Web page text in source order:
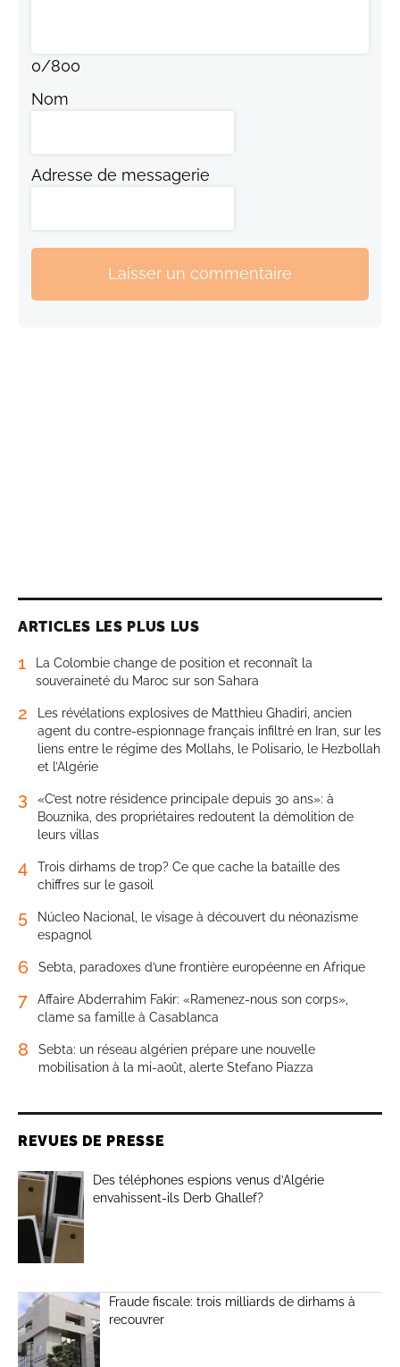
0/800
Nom
Adresse de messagerie
Laisser un commentaire
ARTICLES LES PLUS LUS
1
La Colombie change de position et reconnaît la
souveraineté du Maroc sur son Sahara
2
Les révélations explosives de Matthieu Ghadiri, ancien
agent du contre-espionnage français infiltré en Iran, sur les
liens entre le régime des Mollahs, le Polisario, le Hezbollah
et l’Algérie
3
«C’est notre résidence principale depuis 30 ans»: à
Bouznika, des propriétaires redoutent la démolition de
leurs villas
4
Trois dirhams de trop? Ce que cache la bataille des
chiffres sur le gasoil
5
Núcleo Nacional, le visage à découvert du néonazisme
espagnol
6 Sebta, paradoxes d’une frontière européenne en Afrique
7
Affaire Abderrahim Fakir: «Ramenez-nous son corps»,
clame sa famille à Casablanca
8
Sebta: un réseau algérien prépare une nouvelle
mobilisation à la mi-août, alerte Stefano Piazza
REVUES DE PRESSE
Des téléphones espions venus d’Algérie
envahissent-ils Derb Ghallef?
Fraude fiscale: trois milliards de dirhams à
recouvrer